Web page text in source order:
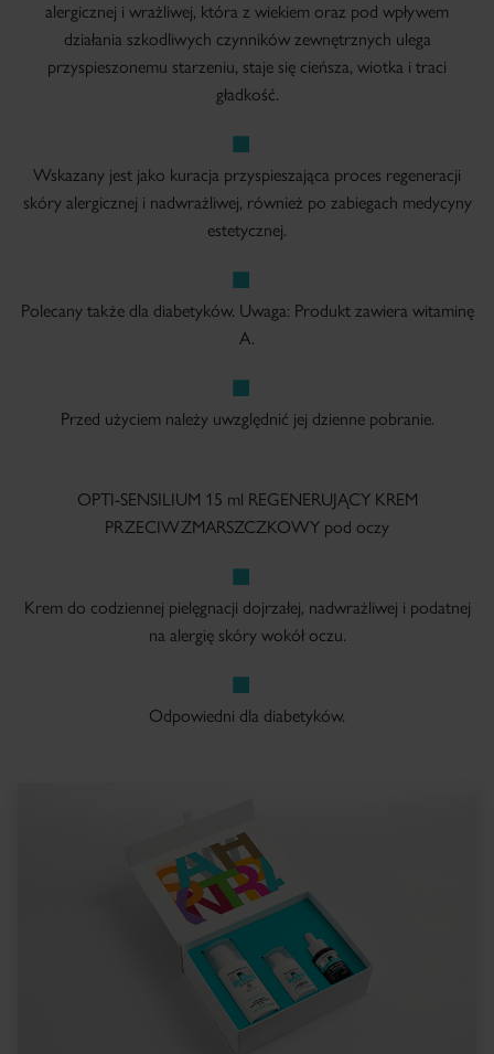
alergicznej i wrażliwej, która z wiekiem oraz pod wpływem
działania szkodliwych czynników zewnętrznych ulega
przyspieszonemu starzeniu, staje się cieńsza, wiotka i traci
gładkość.
Wskazany jest jako kuracja przyspieszająca proces regeneracji
skóry alergicznej i nadwrażliwej, również po zabiegach medycyny
estetycznej.
Polecany także dla diabetyków. Uwaga: Produkt zawiera witaminę
A.
Przed użyciem należy uwzględnić jej dzienne pobranie.
OPTI-SENSILIUM 15 ml REGENERUJĄCY KREM
PRZECIWZMARSZCZKOWY pod oczy
Krem do codziennej pielęgnacji dojrzałej, nadwrażliwej i podatnej
na alergię skóry wokół oczu.
Odpowiedni dla diabetyków.